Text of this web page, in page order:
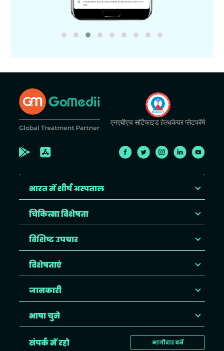
एनएबीएच सर्टिफाइड हेल्थकेयर प्लेटफॉर्म
भारत में शीर्ष अस्पताल
चिकित्सा विशेषता
विशिष्ट उपचार
विशेषताएं
जानकारी
भाषा चुने
भागीदार बनें
संपर्क में रहो